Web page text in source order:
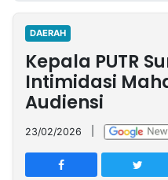
Nasional
International
Olahraga
Entertainment
Daerah
Pariwisata
Kuliner
Kolom
Network
PT
TREETAN
DAERAH
Kepala PUTR
Intimidasi
Audiensi
23/02/2026